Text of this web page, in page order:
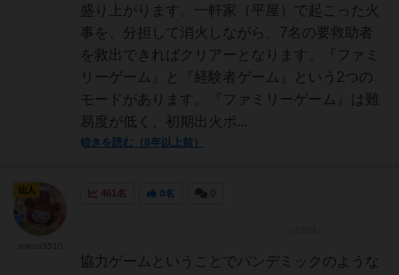
盛り上がります。一軒家（平屋）で起こった火
事を、分担して消火しながら、7名の要救助者
を救出できればクリアーとなります。『ファミ
リーゲーム』と『経験者ゲーム』という2つの
モードがあります。『ファミリーゲーム』は難
易度が低く、初期出火ポ...
続きを読む（8年以上前）
461名 0名
協力ゲームということでパンデミックのような
仙人